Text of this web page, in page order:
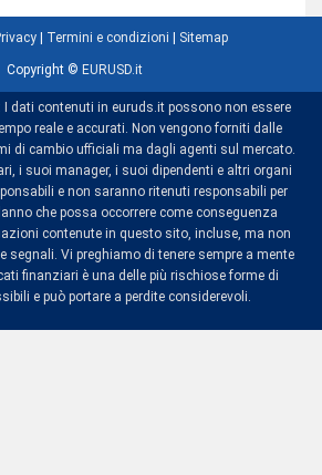
| Termini e condizioni Sitemap
Copyright © EURUSD.it
dati contenuti in euruds.it possono non essere
reale e accurati. Non vengono forniti dalle
di cambio ufficiali ma dagli agenti sul mercato.
i suoi manager, i suoi dipendenti e altri organi
e non saranno ritenuti responsabili per
che possa occorrere come conseguenza
contenute in questo sito, incluse, ma non
segnali. Vi preghiamo di tenere sempre a mente
finanziari è una delle più rischiose forme di
e può portare a perdite considerevoli.